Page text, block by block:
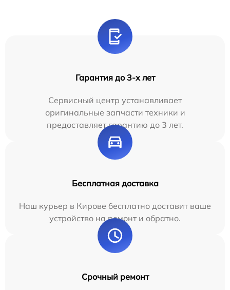
Гарантия до 3-х лет
Сервисный центр устанавливает
оригинальные запчасти техники и
предоставляет гарантию до 3 лет.
Бесплатная доставка
Наш курьер в Кирове бесплатно доставит ваше
устройство на ремонт и обратно.
Срочный ремонт